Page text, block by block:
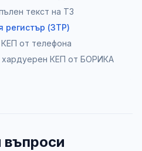
текст на ТЗ
регистър (ЗТР)
от телефона
КЕП от БОРИКА
въпроси